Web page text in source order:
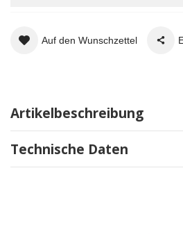
Auf den Wunschzettel
Artikelbeschreibung
Technische Daten